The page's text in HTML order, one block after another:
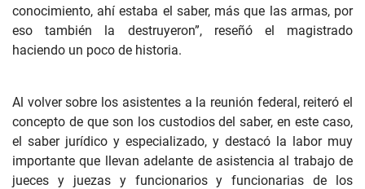
conocimiento, ahí estaba el saber, más que las armas, por
eso también la destruyeron”, reseñó el magistrado
haciendo un poco de historia.
Al volver sobre los asistentes a la reunión federal, reiteró el
concepto de que son los custodios del saber, en este caso,
el saber jurídico y especializado, y destacó la labor muy
importante que llevan adelante de asistencia al trabajo de
jueces y juezas y funcionarios y funcionarias de los